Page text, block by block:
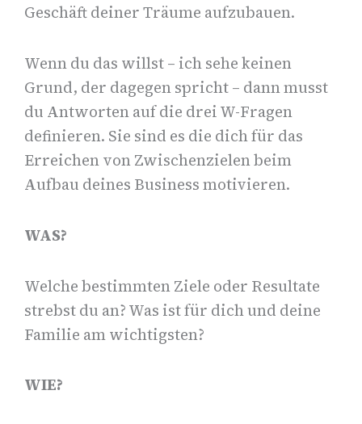
Geschäft deiner Träume aufzubauen.
Wenn du das willst – ich sehe keinen
Grund, der dagegen spricht – dann musst
du Antworten auf die drei W-Fragen
definieren. Sie sind es die dich für das
Erreichen von Zwischenzielen beim
Aufbau deines Business motivieren.
WAS?
Welche bestimmten Ziele oder Resultate
strebst du an? Was ist für dich und deine
Familie am wichtigsten?
WIE?